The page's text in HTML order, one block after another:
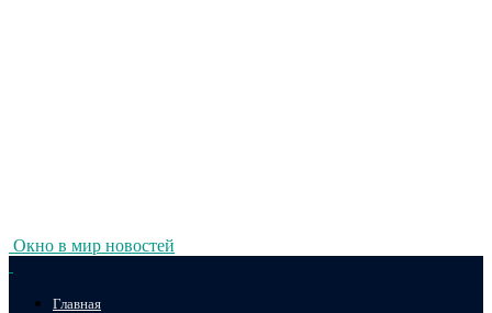
Окно в мир новостей
Главная